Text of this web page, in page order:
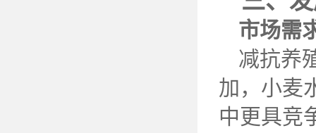
市场需
减抗养
加，小麦
中更具竞